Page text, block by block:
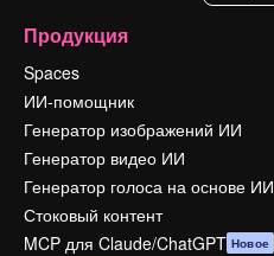
Продукция
Spaces
ИИ-помощник
Генератор изображений ИИ
Генератор видео ИИ
Генератор голоса на основе ИИ
Стоковый контент
MCP для Claude/ChatGPT Новое